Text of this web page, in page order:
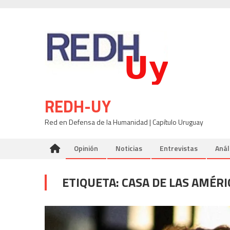
REDH-UY
Red en Defensa de la Humanidad | Capítulo Uruguay
Opinión Noticias Entrevistas
ETIQUETA:CASA DE LAS